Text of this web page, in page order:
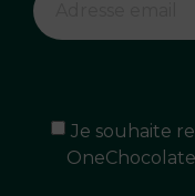
Je souhaite